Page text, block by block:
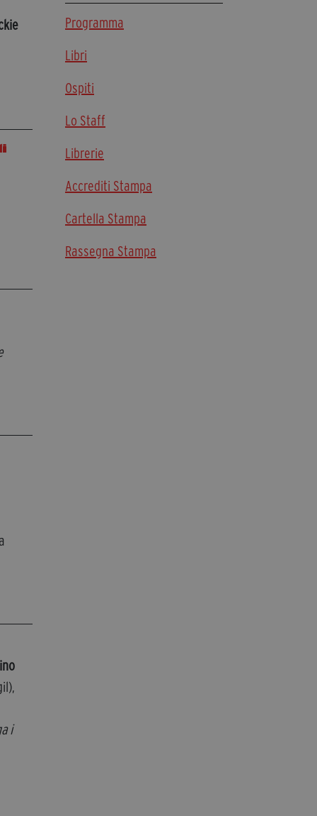
Civico Trame
#Trameascuola
Mostra 3D - Visioni Civiche
Il Diritto di Essere
Contatti
segreteria@tramefestival.it
+39 346 954 4078
i
Programma
Libri
Ospiti
Lo Staff
Librerie
Accrediti Stampa
Cartella Stampa
Rassegna Stampa